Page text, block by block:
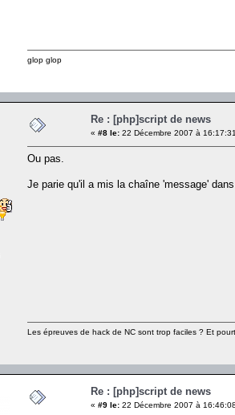
glop glop
Re : [php]script de news
« #8 le: 22 Décembre 2007 à
Ou pas.
Je parie qu'il a mis la chaîne 'message'
Les épreuves de hack de NC sont trop faciles ? Et
Re : [php]script de news
« #9 le: 22 Décembre 2007 à